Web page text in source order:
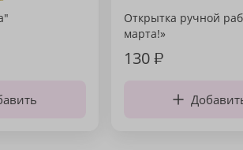
Открытка ручной
марта!»
130₽